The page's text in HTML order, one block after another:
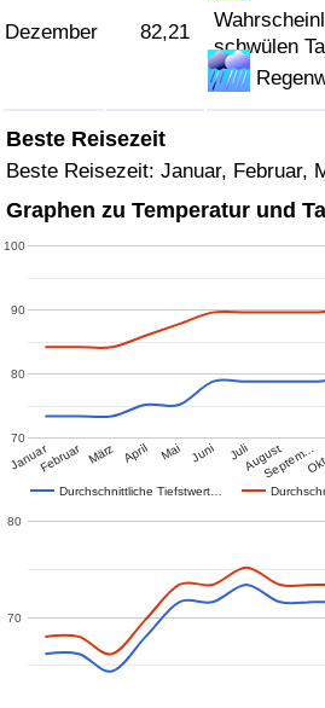
Dezember 82,21
schwülen
Beste Reisezeit
Beste Reisezeit: Januar, Februar,
Graphen zu Temperatur und
Durchschnittliche Tiefstwert…
JanuarFebruar März April Mai Juni JuliAugustSeptem…
70
80
90
100
70
80